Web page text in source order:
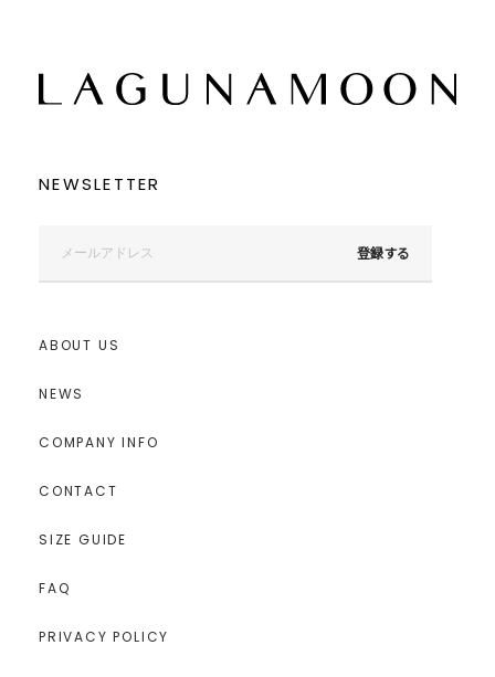
NEWSLETTER
登録する
ABOUT US
NEWS
COMPANY INFO
CONTACT
SIZE GUIDE
FAQ
PRIVACY POLICY